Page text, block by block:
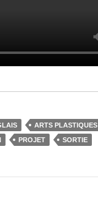
ARTS PLASTIQUES
PROJET SORTIE